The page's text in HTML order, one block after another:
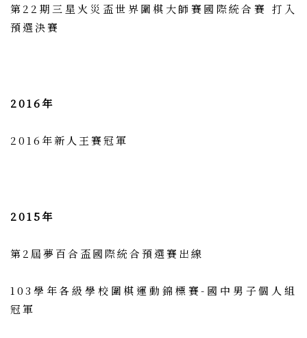
第22期三星火災盃世界圍棋大師賽國際統合賽 打入
預選決賽
2016年
2016年新人王賽冠軍
2015年
第2屆夢百合盃國際統合預選賽出線
103學年各級學校圍棋運動錦標賽-國中男子個人組
冠軍